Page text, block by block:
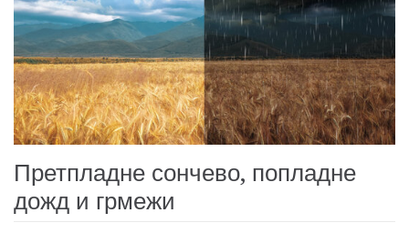
Претпладне сончево, попладне
дожд и грмежи